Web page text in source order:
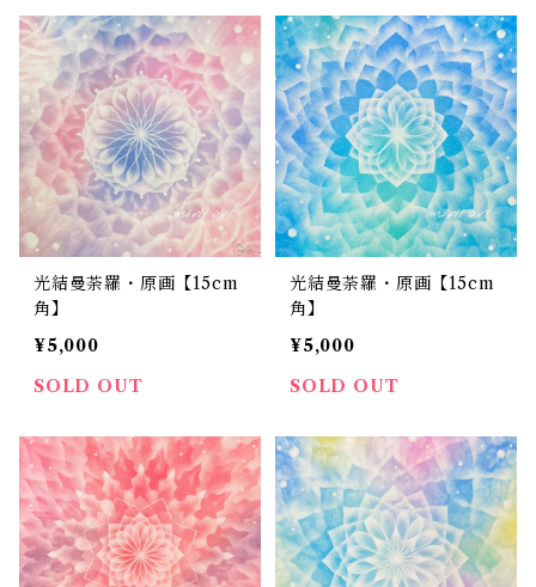
光結曼荼羅・原画【15cm
角】
¥5,000
SOLD OUT
光結曼荼羅・原画【15cm
角】
¥5,000
SOLD OUT